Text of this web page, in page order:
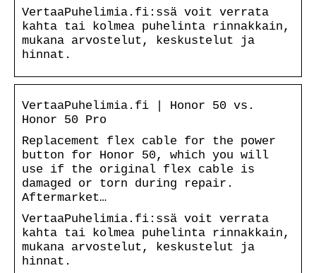
VertaaPuhelimia.fi:ssä voit verrata
kahta tai kolmea puhelinta rinnakkain,
mukana arvostelut, keskustelut ja
hinnat.
VertaaPuhelimia.fi | Honor 50 vs.
Honor 50 Pro
Replacement flex cable for the power
button for Honor 50, which you will
use if the original flex cable is
damaged or torn during repair.
Aftermarket…
VertaaPuhelimia.fi:ssä voit verrata
kahta tai kolmea puhelinta rinnakkain,
mukana arvostelut, keskustelut ja
hinnat.